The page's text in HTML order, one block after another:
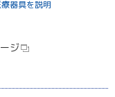
器具を説明
ジ